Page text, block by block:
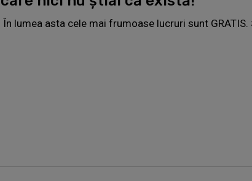
În lumea asta cele mai frumoase lucruri sunt GRATIS.